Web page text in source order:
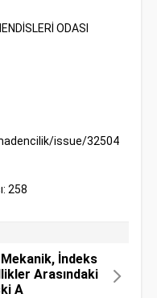
ODASI
issue/32504
258
İndeks
Arasındaki
A